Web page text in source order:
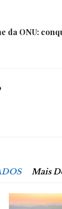
da ONU:
Mais